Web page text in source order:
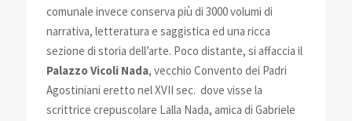
comunale invece conserva più di 3000 volumi di
narrativa, letteratura e saggistica ed una ricca
sezione di storia dell’arte. Poco distante, si affaccia il
Palazzo Vicoli Nada, vecchio Convento dei Padri
Agostiniani eretto nel XVII sec. dove visse la
scrittrice crepuscolare Lalla Nada, amica di Gabriele